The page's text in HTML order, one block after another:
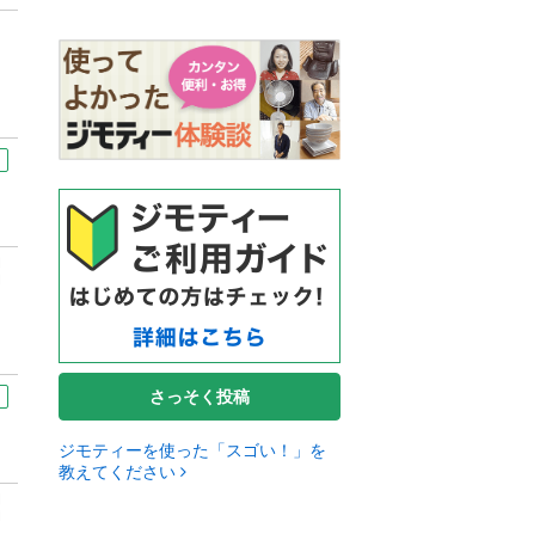
さっそく投稿
ジモティーを使った「スゴい！」を
教えてください